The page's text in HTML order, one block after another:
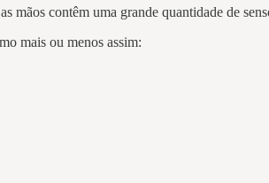
mãos contêm uma grande quantidade de
mais ou menos assim: